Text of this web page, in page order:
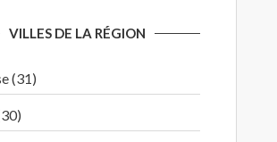
VILLES DE LA RÉGION
(31)